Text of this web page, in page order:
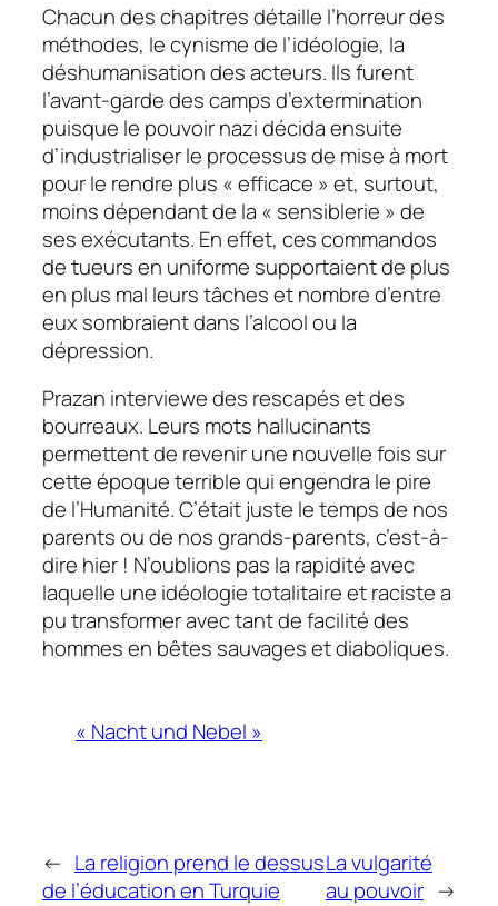
Chacun des chapitres détaille l’horreur des
méthodes, le cynisme de l’idéologie, la
déshumanisation des acteurs. Ils furent
l’avant-garde des camps d’extermination
puisque le pouvoir nazi décida ensuite
d’industrialiser le processus de mise à mort
pour le rendre plus « efficace » et, surtout,
moins dépendant de la « sensiblerie » de
ses exécutants. En effet, ces commandos
de tueurs en uniforme supportaient de plus
en plus mal leurs tâches et nombre d’entre
eux sombraient dans l’alcool ou la
dépression.
Prazan interviewe des rescapés et des
bourreaux. Leurs mots hallucinants
permettent de revenir une nouvelle fois sur
cette époque terrible qui engendra le pire
de l’Humanité. C’était juste le temps de nos
parents ou de nos grands-parents, c’est-à-
dire hier ! N’oublions pas la rapidité avec
laquelle une idéologie totalitaire et raciste a
pu transformer avec tant de facilité des
hommes en bêtes sauvages et diaboliques.
« Nacht und Nebel »
← La religion prend le dessus
de l’éducation en Turquie
La vulgarité
au pouvoir →